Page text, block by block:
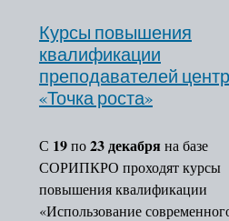
Курсы повышения
квалификации
преподавателей
«Точка роста»
С 19по23 декабряна базе
СОРИПКРО проходят курсы
повышения квалификации
«Использование